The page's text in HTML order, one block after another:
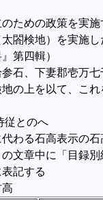
ための政策を実施
閤検地）を実施
第四輯）
下妻郡壱万七千
の上を以て、こ
月朔
とのへ
る石高表示の石
文章中に「目録
記する